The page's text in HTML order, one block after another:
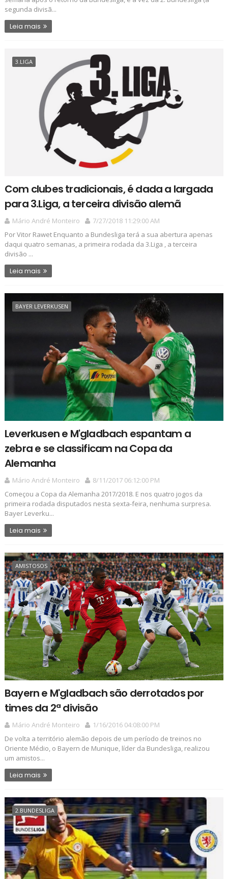
segunda divisã...
Leia mais
3.LIGA
Com clubes tradicionais, é dada a largada
para 3.Liga, a terceira divisão alemã
Mário André Monteiro
7/27/2018 11:29:00 AM
Por Vitor Rawet Enquanto a Bundesliga terá a sua abertura apenas
daqui quatro semanas, a primeira rodada da 3.Liga , a terceira
divisão ...
Leia mais
BAYER LEVERKUSEN
Leverkusen e M'gladbach espantam a
zebra e se classificam na Copa da
Alemanha
Mário André Monteiro
8/11/2017 06:12:00 PM
Começou a Copa da Alemanha 2017/2018. E nos quatro jogos da
primeira rodada disputados nesta sexta-feira, nenhuma surpresa.
Bayer Leverku...
Leia mais
AMISTOSOS
Bayern e M'gladbach são derrotados por
times da 2ª divisão
Mário André Monteiro
1/16/2016 04:08:00 PM
De volta a território alemão depois de um período de treinos no
Oriente Médio, o Bayern de Munique, líder da Bundesliga, realizou
um amistos...
Leia mais
2.BUNDESLIGA